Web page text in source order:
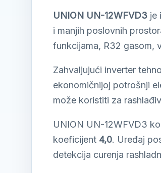
UNION UN-12WFVD3 je
i manjih poslovnih
funkcijama, R32 gasom,
Zahvaljujući inverter
ekonomičnijoj potrošnji
može koristiti za
UNION UN-12WFVD3
koeficijent 4,0. Uređaj
detekcija curenja